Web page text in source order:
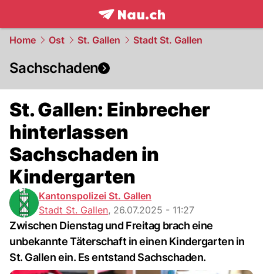
frontpage.NAU.ch
Home Ost St. Gallen Stadt St. Gallen
Sachschaden
St. Gallen: Einbrecher
hinterlassen
Sachschaden in
Kindergarten
Kantonspolizei St. Gallen
Stadt St. Gallen, 26.07.2025 - 11:27
Zwischen Dienstag und Freitag brach eine
unbekannte Täterschaft in einen Kindergarten in
St. Gallen ein. Es entstand Sachschaden.